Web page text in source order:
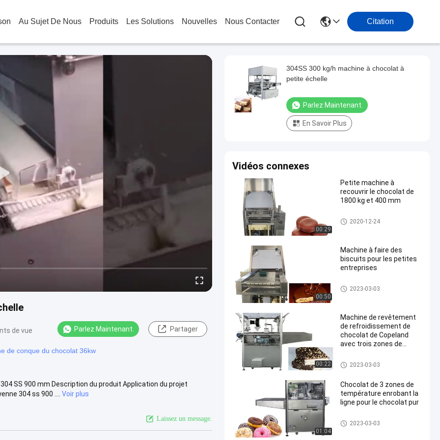
Au Sujet De Nous Produits Les Solutions Nouvelles Nous Contacter Citation
de vue Parlez Maintenant. Partager
de conque du chocolat 36kw
SS 900 mm Description du produit Application du projet
304 ss 900 ....
Voir plus
Laissez un message.
304SS 300 kg/h machine à chocolat à
petite échelle
Parlez Maintenant.
En Savoir Plus
Vidéos connexes
00:29
Petite machine à
recouvrir le chocolat de
1800 kg et 400 mm
Chocolat enrobant la machine
2020-12-24
00:50
Machine à faire des
biscuits pour les petites
entreprises
Chocolat enrobant la machine
2023-03-03
00:22
Machine de revêtement
de refroidissement de
chocolat de Copeland
avec trois zones de
Chocolat enrobant la machine
2023-03-03
01:04
Chocolat de 3 zones de
température enrobant la
ligne pour le chocolat pur
Chocolat enrobant la machine
2023-03-03